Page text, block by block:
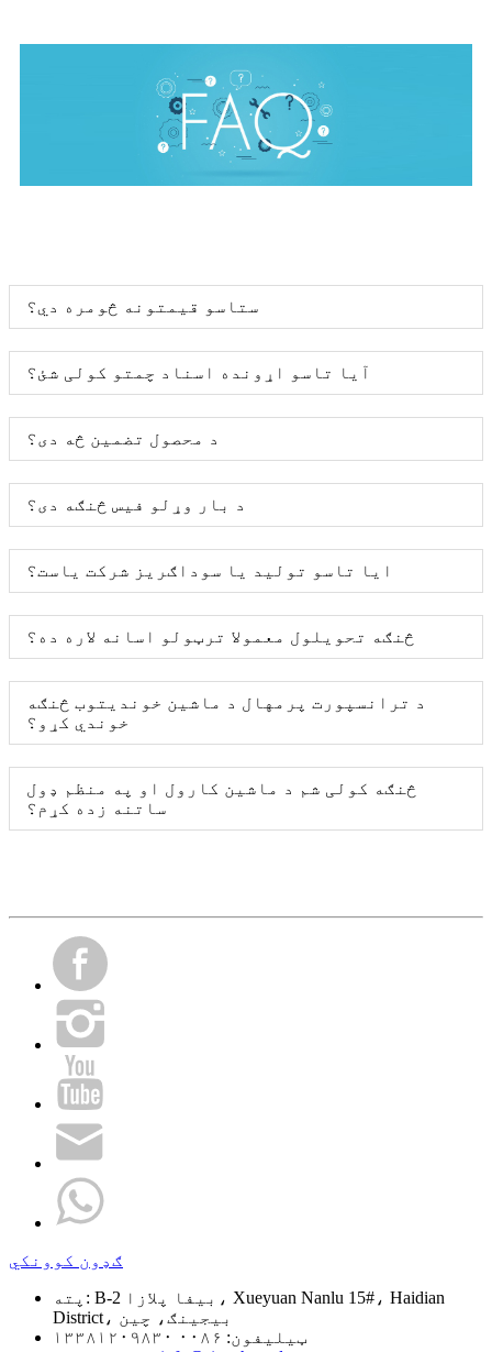
ستاسو قیمتونه څومره دي؟
آیا تاسو اړونده اسناد چمتو کولی شئ؟
د محصول تضمین څه دی؟
د بار وړلو فیس څنګه دی؟
ایا تاسو تولید یا سوداګریز شرکت یاست؟
څنګه تحویلول معمولا ترټولو اسانه لاره ده؟
د ترانسپورت پرمهال د ماشین خوندیتوب څنګه
خوندي کړو؟
څنګه کولی شم د ماشین کارول او په منظم ډول
ساتنه زده کړم؟
ګډون کوونکي
پته: B-2 بیفا پلازا، Xueyuan Nanlu 15#، Haidian
District، بیجینګ، چین
ټیلیفون: ۰۰۸۶ ۱۳۳۸۱۲۰۹۸۳۰